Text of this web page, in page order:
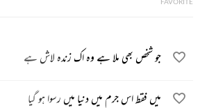
جو شخص بھی ملا ہے وہ اک زندہ لاش ہے
میں فقط اس جرم میں دنیا میں رسوا ہو گیا